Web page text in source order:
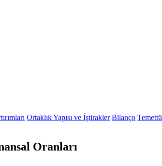
Ortaklık Yapısı ve İştirakler Bilanço Temettü
Oranları